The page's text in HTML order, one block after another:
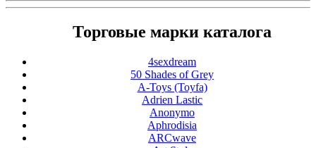
Торговые марки каталога
4sexdream
50 Shades of Grey
A-Toys (Toyfa)
Adrien Lastic
Anonymo
Aphrodisia
ARCwave